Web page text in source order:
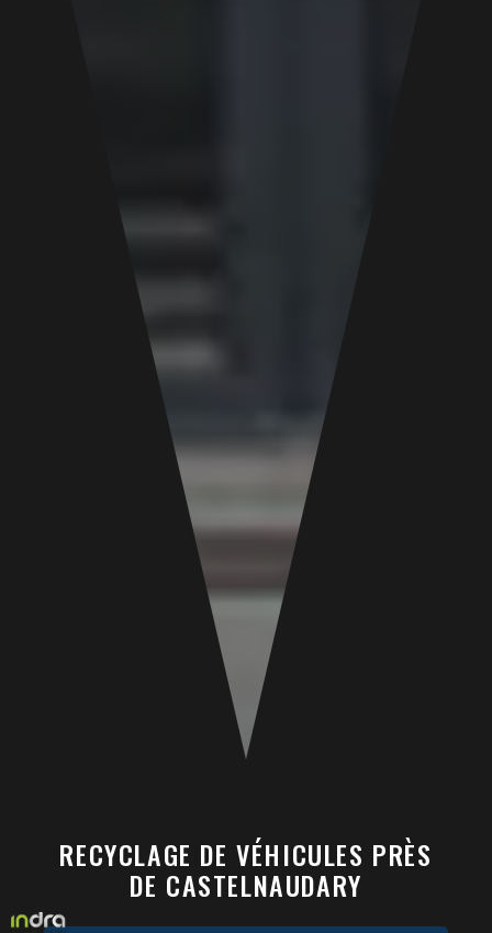
RECYCLAGE DE VÉHICULES PRÈS
DE CASTELNAUDARY